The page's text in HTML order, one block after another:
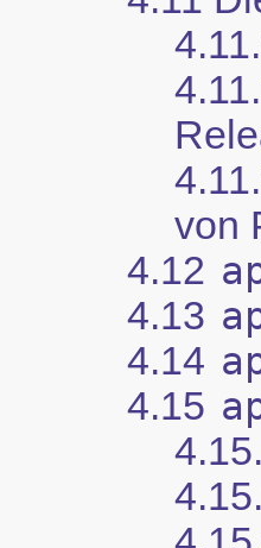
von
4.12
4.13
4.14
4.15